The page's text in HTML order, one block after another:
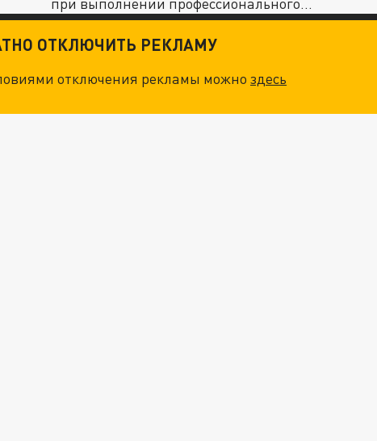
ОТКЛЮЧИТЬ РЕКЛАМУ
отключения рекламы можноздесь